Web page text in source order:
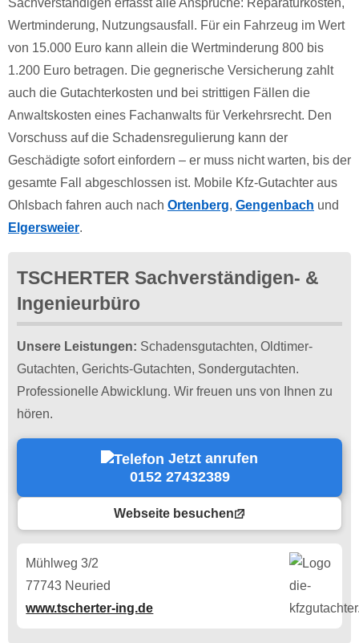
Sachverständigen erfasst alle Ansprüche: Reparaturkosten,
Wertminderung, Nutzungsausfall. Für ein Fahrzeug im Wert
von 15.000 Euro kann allein die Wertminderung 800 bis
1.200 Euro betragen. Die gegnerische Versicherung zahlt
auch die Gutachterkosten und bei strittigen Fällen die
Anwaltskosten eines Fachanwalts für Verkehrsrecht. Den
Vorschuss auf die Schadensregulierung kann der
Geschädigte sofort einfordern – er muss nicht warten, bis der
gesamte Fall abgeschlossen ist. Mobile Kfz-Gutachter aus
Ohlsbach fahren auch nach Ortenberg, Gengenbach und
Elgersweier.
TSCHERTER Sachverständigen- &
Ingenieurbüro
Unsere Leistungen: Schadensgutachten, Oldtimer-
Gutachten, Gerichts-Gutachten, Sondergutachten.
Professionelle Abwicklung. Wir freuen uns von Ihnen zu
hören.
Jetzt anrufen
0152 27432389
Webseite besuchen
Mühlweg 3/2
77743 Neuried
www.tscherter-ing.de